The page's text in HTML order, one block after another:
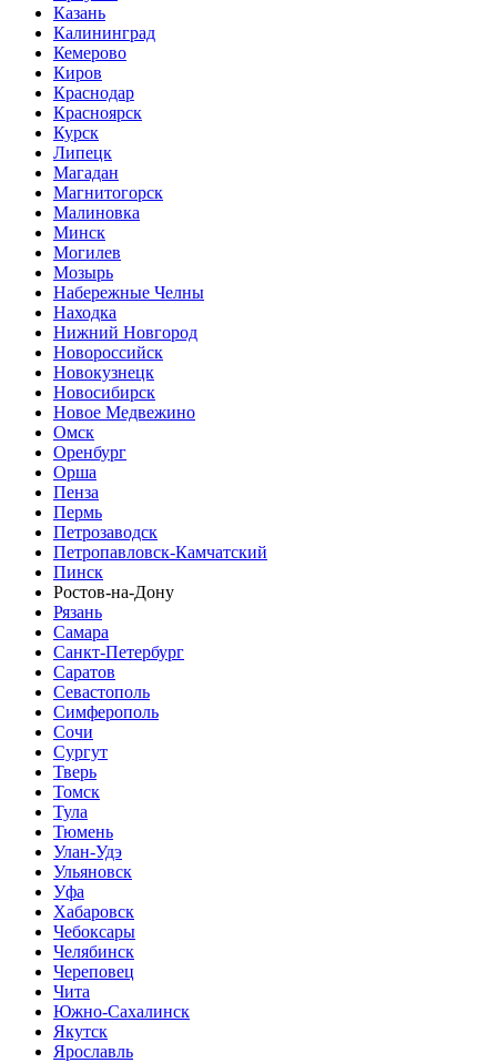
Казань
Калининград
Кемерово
Киров
Краснодар
Красноярск
Курск
Липецк
Магадан
Магнитогорск
Малиновка
Минск
Могилев
Мозырь
Набережные Челны
Находка
Нижний Новгород
Новороссийск
Новокузнецк
Новосибирск
Новое Медвежино
Омск
Оренбург
Орша
Пенза
Пермь
Петрозаводск
Петропавловск-Камчатский
Пинск
Ростов-на-Дону
Рязань
Самара
Санкт-Петербург
Саратов
Севастополь
Симферополь
Сочи
Сургут
Тверь
Томск
Тула
Тюмень
Улан-Удэ
Ульяновск
Уфа
Хабаровск
Чебоксары
Челябинск
Череповец
Чита
Южно-Сахалинск
Якутск
Ярославль